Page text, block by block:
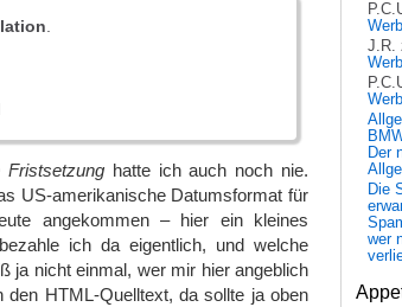
Fristsetzung hatte ich auch noch nie.
US-amerikanische Datumsformat für
angekommen – hier ein kleines
ich da eigentlich, und welche
ja nicht einmal, wer mir hier angeblich
HTML-Quelltext, da sollte ja oben
J.R.
Der
Die
wer